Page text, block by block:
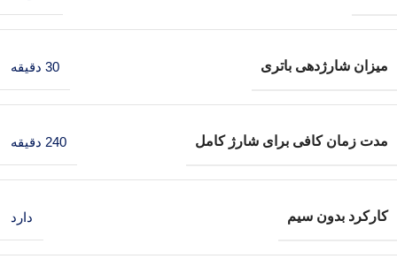
میزان شارژدهی باتری 30 دقیقه
مدت زمان کافی برای شارژ کامل 240 دقیقه
کارکرد بدون سیم دارد